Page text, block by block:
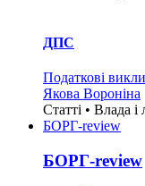
ДПС
Податкові
Якова Вороніна
Статті • Влада i
БОРГ-review
БОРГ-review